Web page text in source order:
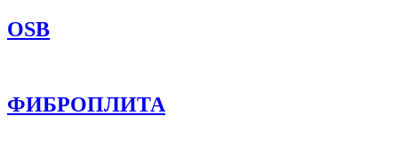
OSB
ФИБРОПЛИТА